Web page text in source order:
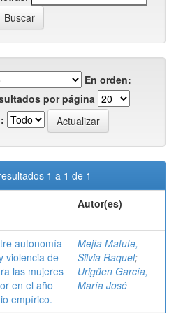
En orden:
por página
1 a 1 de 1
Autor(es)
autonomía
violencia de
las mujeres
en el año
empírico.
Mejía Matute,
Silvia Raquel;
Urigüen García,
María José